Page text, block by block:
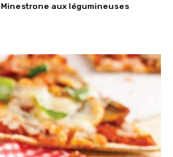
Minestrone aux légumineuses